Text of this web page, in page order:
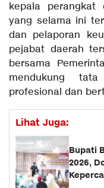
kepala
yang selama ini
dan pelaporan
pejabat daerah
bersama
mendukung
profesional dan
Lihat Juga:
Bupati
2026,